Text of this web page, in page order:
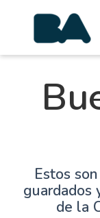
Estos
guardados
de la